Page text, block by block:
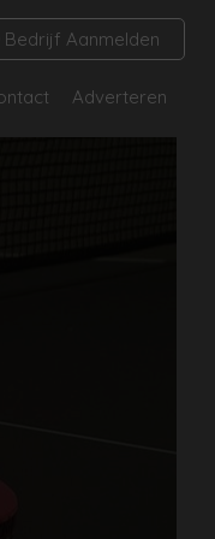
Bedrijf Aanmelden
Adverteren